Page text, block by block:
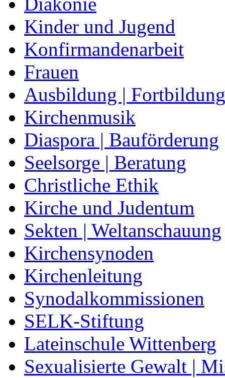
Kinder und Jugend
Konfirmandenarbeit
Frauen
Ausbildung | Fortbildung
Kirchenmusik
Diaspora | Bauförderung
Seelsorge | Beratung
Christliche Ethik
Kirche und Judentum
Sekten | Weltanschauung
Kirchensynoden
Kirchenleitung
Synodalkommissionen
SELK-Stiftung
Lateinschule Wittenberg
Sexualisierte Gewalt |